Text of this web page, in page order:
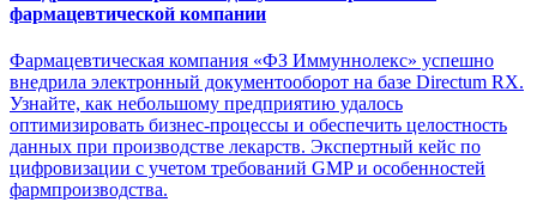
фармацевтической компании
Фармацевтическая компания «ФЗ Иммуннолекс» успешно
внедрила электронный документооборот на базе Directum RX.
Узнайте, как небольшому предприятию удалось
оптимизировать бизнес-процессы и обеспечить целостность
данных при производстве лекарств. Экспертный кейс по
цифровизации с учетом требований GMP и особенностей
фармпроизводства.